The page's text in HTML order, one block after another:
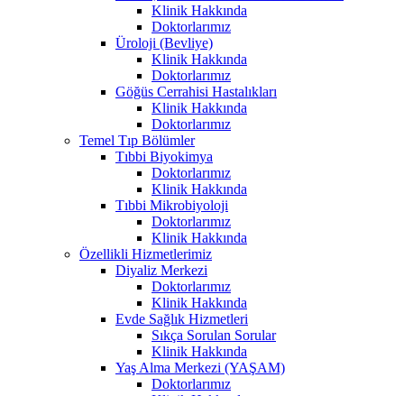
Klinik Hakkında
Doktorlarımız
Üroloji (Bevliye)
Klinik Hakkında
Doktorlarımız
Göğüs Cerrahisi Hastalıkları
Klinik Hakkında
Doktorlarımız
Temel Tıp Bölümler
Tıbbi Biyokimya
Doktorlarımız
Klinik Hakkında
Tıbbi Mikrobiyoloji
Doktorlarımız
Klinik Hakkında
Özellikli Hizmetlerimiz
Diyaliz Merkezi
Doktorlarımız
Klinik Hakkında
Evde Sağlık Hizmetleri
Sıkça Sorulan Sorular
Klinik Hakkında
Yaş Alma Merkezi (YAŞAM)
Doktorlarımız